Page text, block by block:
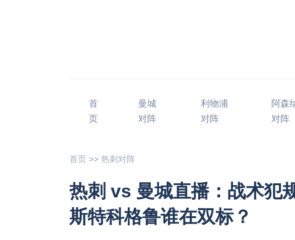
首
页
曼城
对阵
利物浦
对阵
阿森
对阵
首页 >> 热刺对阵
热刺 vs 曼城直播：战术犯
斯特科格鲁谁在双标？